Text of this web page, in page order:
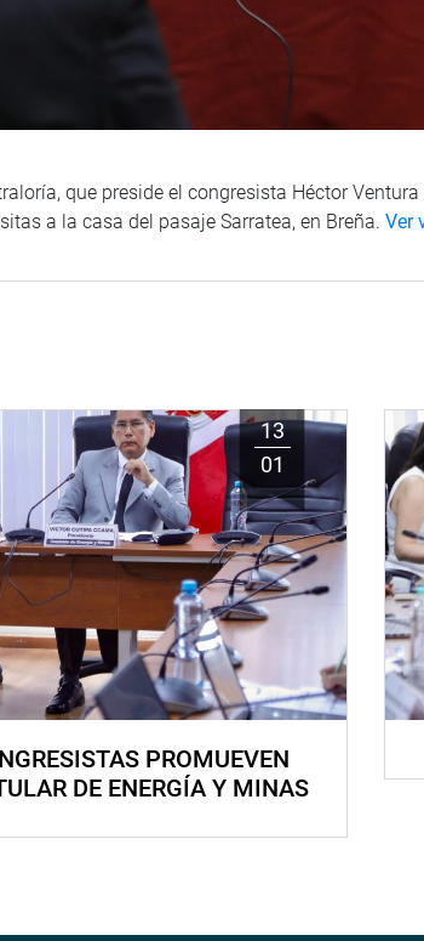
que preside el congresista Héctor
a la casa del pasaje Sarratea, en Breña. Ver
13
01
PROMUEVEN
DE ENERGÍA Y MINAS